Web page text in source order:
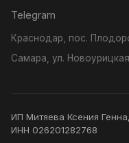
Telegram
Краснодар, пос.
Самара, ул.
ИП Митяева Ксения
ИНН 026201282768